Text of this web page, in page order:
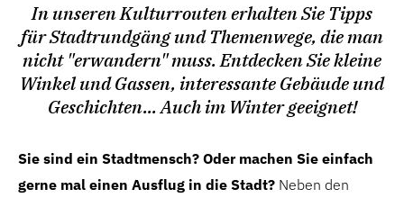
In unseren Kulturrouten erhalten Sie Tipps
für Stadtrundgäng und Themenwege, die man
nicht "erwandern" muss. Entdecken Sie kleine
Winkel und Gassen, interessante Gebäude und
Geschichten... Auch im Winter geeignet!
Sie sind ein Stadtmensch? Oder machen Sie einfach
gerne mal einen Ausflug in die Stadt? Neben den